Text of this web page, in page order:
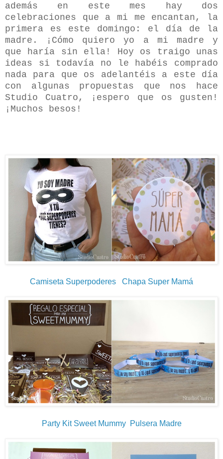
además en este mes hay dos
celebraciones que a mi me encantan, la
primera es este domingo: el día de la
madre. ¡Cómo quiero yo a mi madre y
que haría sin ella! Hoy os traigo unas
ideas si todavía no le habéis comprado
nada para que os adelantéis a este día
con algunas propuestas que nos hace
Studio Cuatro, ¡espero que os gusten!
¡Muchos besos!
Camiseta Superpoderes Chapa Super Mamá
Party Kit Sweet Mummy Pulsera Madre